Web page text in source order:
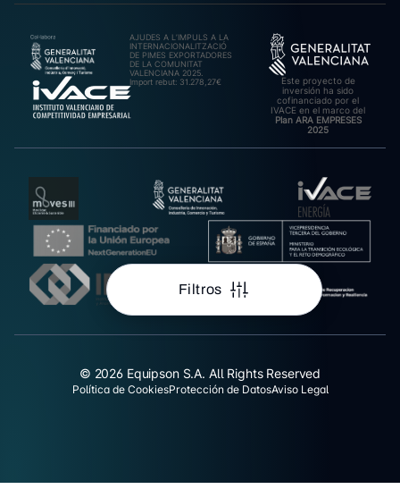
Filtros
AJUDES A L’IMPULS A LA
INTERNACIONALITZACIÓ
DE PIMES EXPORTADORES
DE LA COMUNITAT
VALENCIANA 2025.
Import rebut: 31.278,27€
Este proyecto de
inversión ha sido
cofinanciado por el
IVACE en el marco del
Plan ARA EMPRESES
2025
© 2026 Equipson S.A. All Rights Reserved
Política de CookiesProtección de DatosAviso Legal